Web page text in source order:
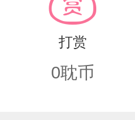
打赏
0耽币